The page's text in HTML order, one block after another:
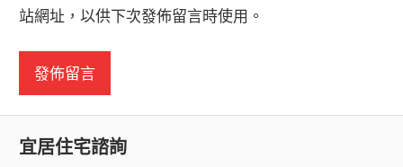
站網址，以供下次發佈留言時使用。
宜居住宅諮詢